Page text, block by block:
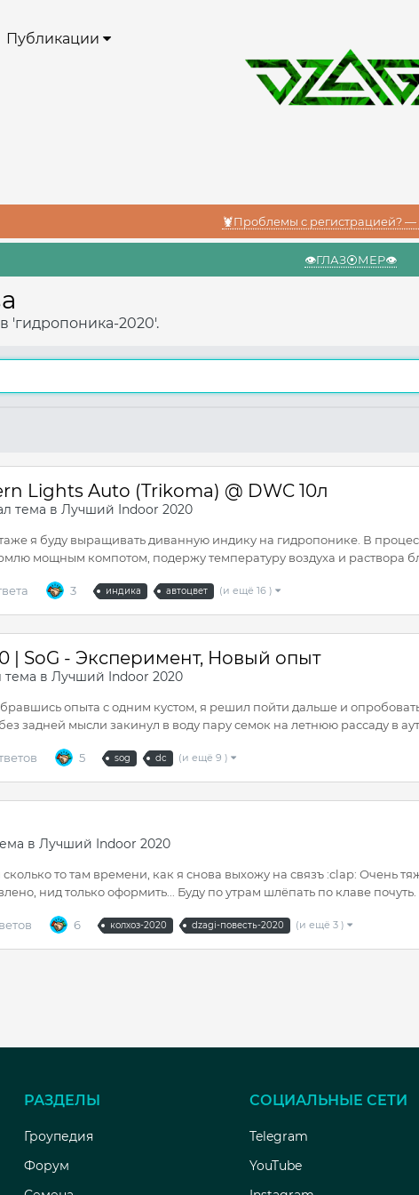
Публикации
🦞Проблемы с регистрацией? —
👁️ГЛАЗ⦿МЕР👁️
'гидропоника-2020'.
Lights Auto (Trikoma) @ DWC 10л
тема в Лучший Indoor 2020
я буду выращивать диванную индику на гидропонике. В
мощным компотом, подержу температуру воздуха и раствора
3 индика автоцвет (и ещё 16 )
| SoG - Эксперимент, Новый опыт
тема в Лучший Indoor 2020
опыта с одним кустом, я решил пойти дальше и
задней мысли закинул в воду пару семок на летнюю рассаду в
5 sog dc (и ещё 9 )
в Лучший Indoor 2020
то там времени, как я снова выхожу на связъ :clap: Очень
нид только оформить... Буду по утрам шлёпать по клаве почуть.
6 колхоз-2020 dzagi-повесть-2020 (и ещё 3 )
РАЗДЕЛЫ
Гроупедия
Форум
СОЦИАЛЬНЫЕ СЕТИ
Telegram
YouTube